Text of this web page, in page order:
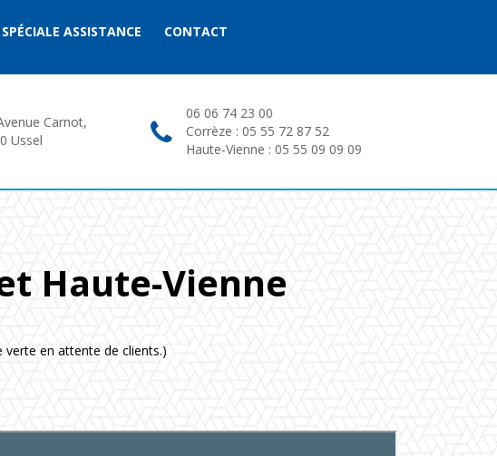
SPÉCIALE ASSISTANCE CONTACT
Carnot,
Ussel
06 06 74 23 00
Corrèze : 05 55 72 87 52
Haute-Vienne : 05 55 09 09 09
Haute-Vienne
en attente de clients.)